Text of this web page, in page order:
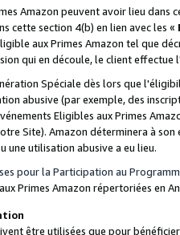
Amazon peuvent avoir lieu dans
cette section 4(b) en lien avec les «
aux Primes Amazon tel que
qui en découle, le client
Spéciale dès lors que
abusive (par exemple, des
Eligibles aux Primes
Site). Amazon déterminera à
une utilisation abusive a eu lieu.
pour la Participation au
Primes Amazon répertoriées en
être utilisées que pour